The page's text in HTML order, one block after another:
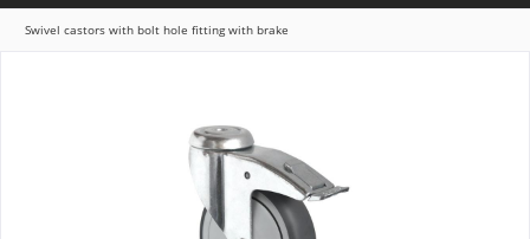
Swivel castors with bolt hole fitting with brake